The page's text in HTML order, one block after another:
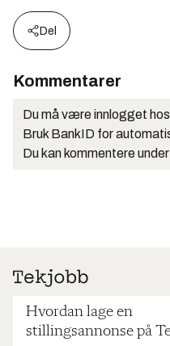
Del
Kommentarer
Du må være innlogget
Bruk BankID for
Du kan kommentere
Hvordan lage en
stillingsannonse på